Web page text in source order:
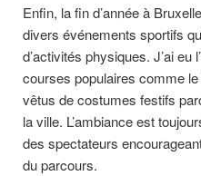
Enfin, la fin d’année à
divers événements sportifs
d’activités physiques. J’ai eu
courses populaires comme
vêtus de costumes festifs
la ville. L’ambiance est
des spectateurs
du parcours.